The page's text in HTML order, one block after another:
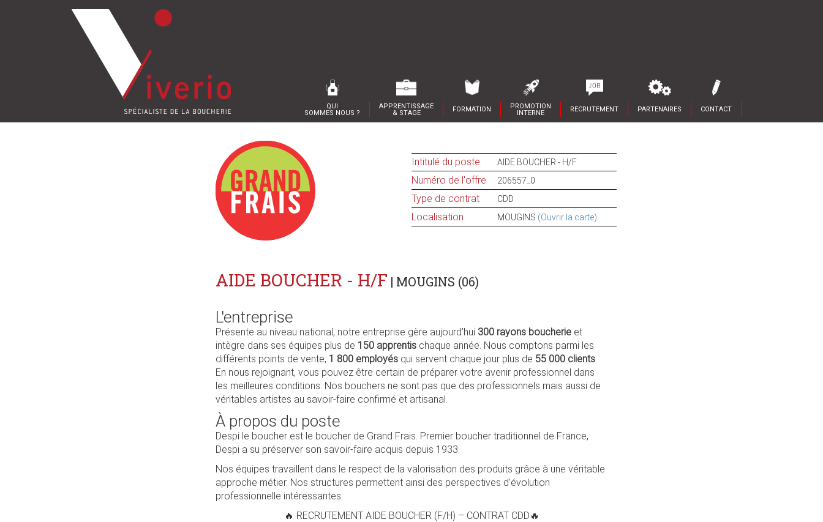
QUI
SOMMES NOUS ?
APPRENTISSAGE
& STAGE
FORMATION
PROMOTION
INTERNE
RECRUTEMENT PARTENAIRES CONTACT
Intitulé du poste AIDE BOUCHER - H/F
Numéro de l'offre 206557_0
Type de contrat CDD
Localisation MOUGINS (Ouvrir la carte)
AIDE BOUCHER - H/F | MOUGINS (06)
L'entreprise
Présente au niveau national, notre entreprise gère aujourd’hui 300 rayons boucherie et
intègre dans ses équipes plus de 150 apprentis chaque année. Nous comptons parmi les
différents points de vente, 1 800 employés qui servent chaque jour plus de 55 000 clients.
En nous rejoignant, vous pouvez être certain de préparer votre avenir professionnel dans
les meilleures conditions. Nos bouchers ne sont pas que des professionnels mais aussi de
véritables artistes au savoir-faire confirmé et artisanal.
À propos du poste
Despi le boucher est le boucher de Grand Frais. Premier boucher traditionnel de France,
Despi a su préserver son savoir-faire acquis depuis 1933.
Nos équipes travaillent dans le respect de la valorisation des produits grâce à une véritable
approche métier. Nos structures permettent ainsi des perspectives d’évolution
professionnelle intéressantes.
🔥 RECRUTEMENT AIDE BOUCHER (F/H) – CONTRAT CDD🔥